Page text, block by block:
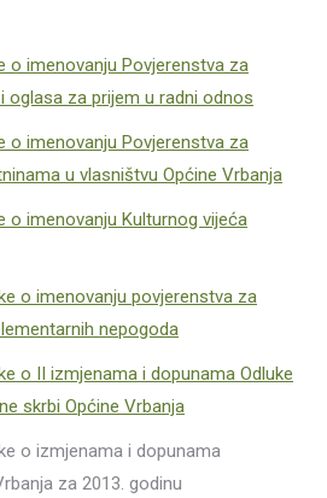
o imenovanju Povjerenstva za
oglasa za prijem u radni odnos
o imenovanju Povjerenstva za
u vlasništvu Općine Vrbanja
o imenovanju Kulturnog vijeća
o imenovanju povjerenstva za
nepogoda
o II izmjenama i dopunama Odluke
skrbi Općine Vrbanja
o izmjenama i dopunama
za 2013. godinu